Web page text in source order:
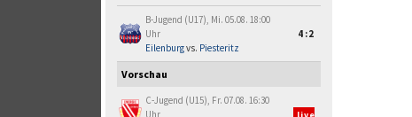
B-Jugend (U17), Mi. 05.08. 18:00
Uhr
Eilenburgvs. Piesteritz
4:2
Vorschau
C-Jugend (U15), Fr. 07.08. 16:30